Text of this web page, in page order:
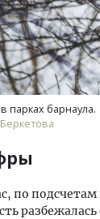
парках барнаула.
по